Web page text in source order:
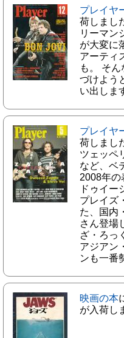
プレイヤ
荷しまし
リーマン
が大変に
アーティ
も。 そ
づけよう
い出しま
プレイヤ
荷しまし
ツェッペ
など、ベ
2008年の
ドゥイー
プレイズ
た、国内
さん登場
ざ・ろっ
アジアン
ンも一番
映画の本
が入荷し